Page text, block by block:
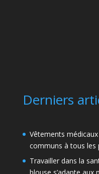
Derniers
Vêtements
communs à tous les
Travailler dans la